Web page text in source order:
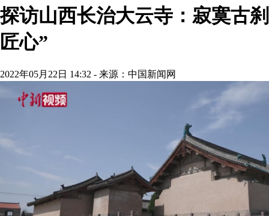
探访山西长治大云寺：寂寞古
匠心”
2022年05月22日 14:32 - 来源：中国新闻网